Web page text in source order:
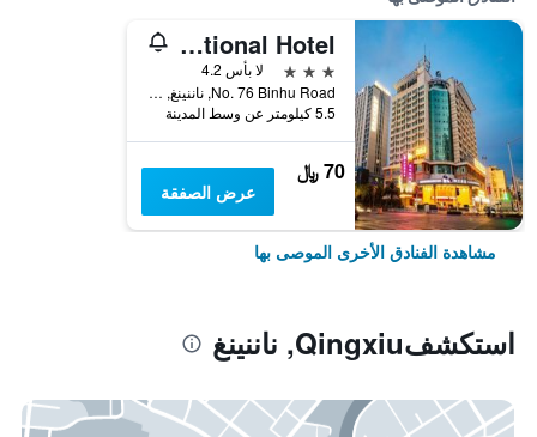
Xiang Gui International Hotel
3 نجوم
لا بأس 4.2
No. 76 Binhu Road, ناننينغ, الصين
5.5 كيلومتر عن وسط المدينة
70 ﷼
عرض الصفقة
مشاهدة الفنادق الأخرى الموصى بها
استكشفQingxiu, ناننينغ